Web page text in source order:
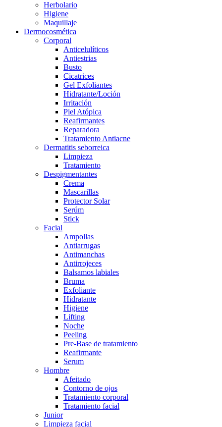
Herbolario
Higiene
Maquillaje
Dermocosmética
Corporal
Anticelulíticos
Antiestrias
Busto
Cicatrices
Gel Exfoliantes
Hidratante/Loción
Irritación
Piel Atópica
Reafirmantes
Reparadora
Tratamiento Antiacne
Dermatitis seborreica
Limpieza
Tratamiento
Despigmentantes
Crema
Mascarillas
Protector Solar
Serúm
Stick
Facial
Ampollas
Antiarrugas
Antimanchas
Antirrojeces
Balsamos labiales
Bruma
Exfoliante
Hidratante
Higiene
Lifting
Noche
Peeling
Pre-Base de tratamiento
Reafirmante
Serum
Hombre
Afeitado
Contorno de ojos
Tratamiento corporal
Tratamiento facial
Junior
Limpieza facial